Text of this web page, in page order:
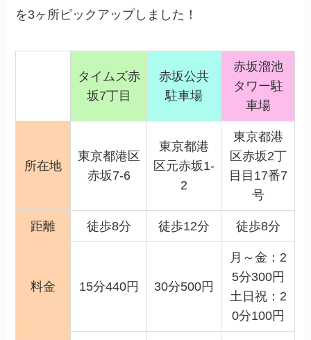
を3ヶ所ピックアップしました！
タイムズ赤
坂7丁目
赤坂公共
駐車場
赤坂溜池
タワー駐
車場
所在地
東京都港区
赤坂7-6
東京都港
区元赤坂1-
2
東京都港
区赤坂2丁
目目17番7
号
距離 徒歩8分 徒歩12分 徒歩8分
料金 15分440円 30分500円
月～金：2
5分300円
土日祝：2
0分100円